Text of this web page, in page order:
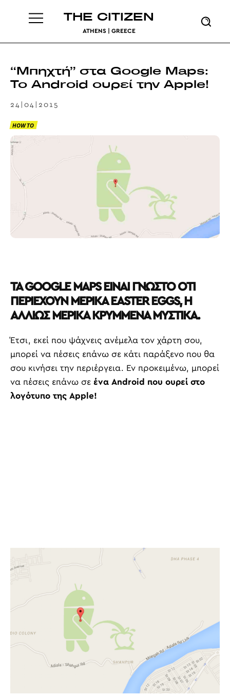
THE CITIZEN
ATHENS | GREECE
“Μπηχτή” στα Google Maps:
Το Android ουρεί την Apple!
24|04|2015
HOW TO
ΤΑ GOOGLE MAPS ΕΙΝΑΙ ΓΝΩΣΤΟ ΟΤΙ
ΠΕΡΙΕΧΟΥΝ ΜΕΡΙΚΑ EASTER EGGS, Η
ΑΛΛΙΩΣ ΜΕΡΙΚΑ ΚΡΥΜΜΕΝΑ ΜΥΣΤΙΚΑ.
Έτσι, εκεί που ψάχνεις ανέμελα τον χάρτη σου,
μπορεί να πέσεις επάνω σε κάτι παράξενο που θα
σου κινήσει την περιέργεια. Εν προκειμένω, μπορεί
να πέσεις επάνω σε ένα Android που ουρεί στο
λογότυπο της Apple!